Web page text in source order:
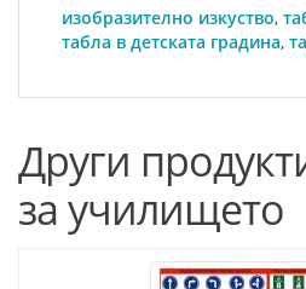
изобразително изкуство,
табла в детската градина,
Други
за училището